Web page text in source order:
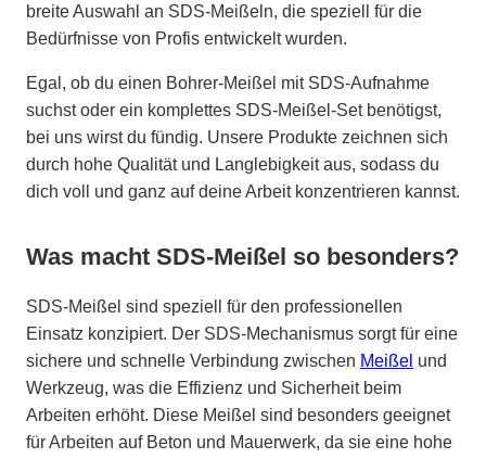
breite Auswahl an SDS-Meißeln, die speziell für die
Bedürfnisse von Profis entwickelt wurden.
Egal, ob du einen Bohrer-Meißel mit SDS-Aufnahme
suchst oder ein komplettes SDS-Meißel-Set benötigst,
bei uns wirst du fündig. Unsere Produkte zeichnen sich
durch hohe Qualität und Langlebigkeit aus, sodass du
dich voll und ganz auf deine Arbeit konzentrieren kannst.
Was macht SDS-Meißel so besonders?
SDS-Meißel sind speziell für den professionellen
Einsatz konzipiert. Der SDS-Mechanismus sorgt für eine
sichere und schnelle Verbindung zwischen Meißel und
Werkzeug, was die Effizienz und Sicherheit beim
Arbeiten erhöht. Diese Meißel sind besonders geeignet
für Arbeiten auf Beton und Mauerwerk, da sie eine hohe